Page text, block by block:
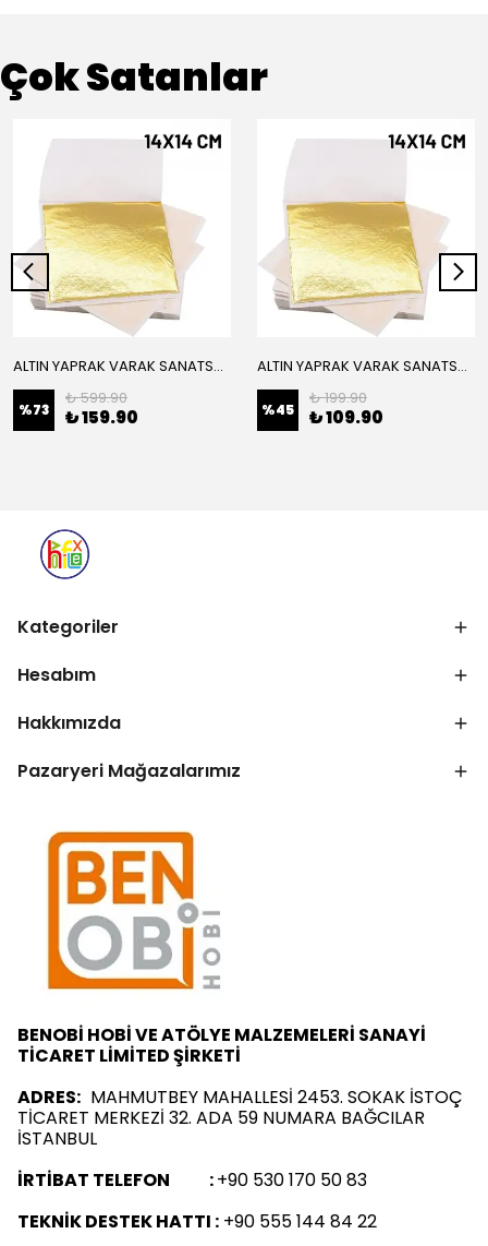
Çok Satanlar
ALTIN YAPRAK VARAK SANATSAL BÜYÜK BOY FOLYO EPOKSİ REÇİNE NAİL ART 16 ADET 14X14 CM ALTIN RENK
%73
₺ 599.90
₺ 159.90
ALTIN YAPRAK VARAK SANATSAL BÜYÜK BOY FOLYO EPOKSİ REÇİNE NAİL ART 8 ADET ALTIN RENK 14X14 CM
%45
₺ 199.90
₺ 109.90
Kategoriler
Hesabım
Hakkımızda
Pazaryeri Mağazalarımız
BENOBİ HOBİ VE ATÖLYE MALZEMELERİ SANAYİ
TİCARET LİMİTED ŞİRKETİ
ADRES: MAHMUTBEY MAHALLESİ 2453. SOKAK İSTOÇ
TİCARET MERKEZİ 32. ADA 59 NUMARA BAĞCILAR
İSTANBUL
İRTİBAT TELEFON :+90 530 170 50 83
TEKNİK DESTEK HATTI : +90 555 144 84 22